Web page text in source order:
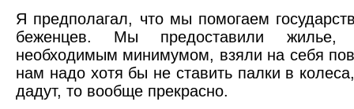
Я предполагал, что мы помогаем
беженцев. Мы предоставили жилье,
необходимым минимумом, взяли на себя
нам надо хотя бы не ставить палки в
дадут, то вообще прекрасно.